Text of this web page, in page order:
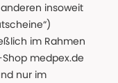
insoweit
im Rahmen
medpex.de
nur im